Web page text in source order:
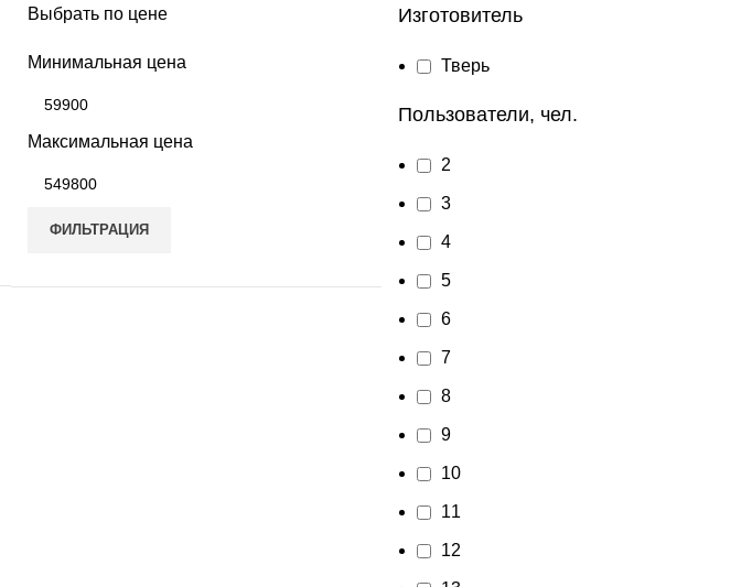
Выбрать по цене
Минимальная цена
Максимальная цена
ФИЛЬТРАЦИЯ
Изготовитель
Тверь
Пользователи, чел.
2
3
4
5
6
7
8
9
10
11
12